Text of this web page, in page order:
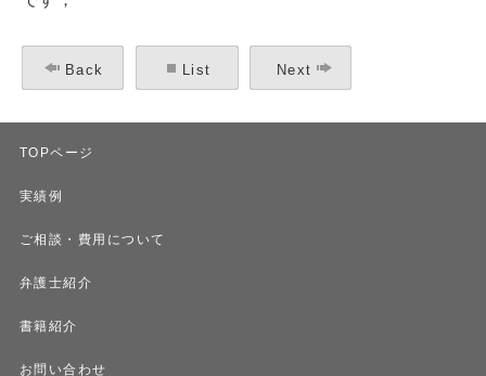
Back List Next
TOPページ
実績例
ご相談・費用について
弁護士紹介
書籍紹介
お問い合わせ